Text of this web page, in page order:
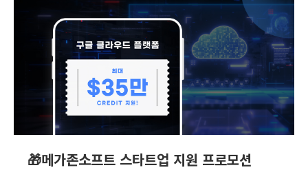
🎁메가존소프트 스타트업 지원 프로모션